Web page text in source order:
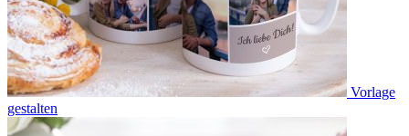
Vorlage
gestalten